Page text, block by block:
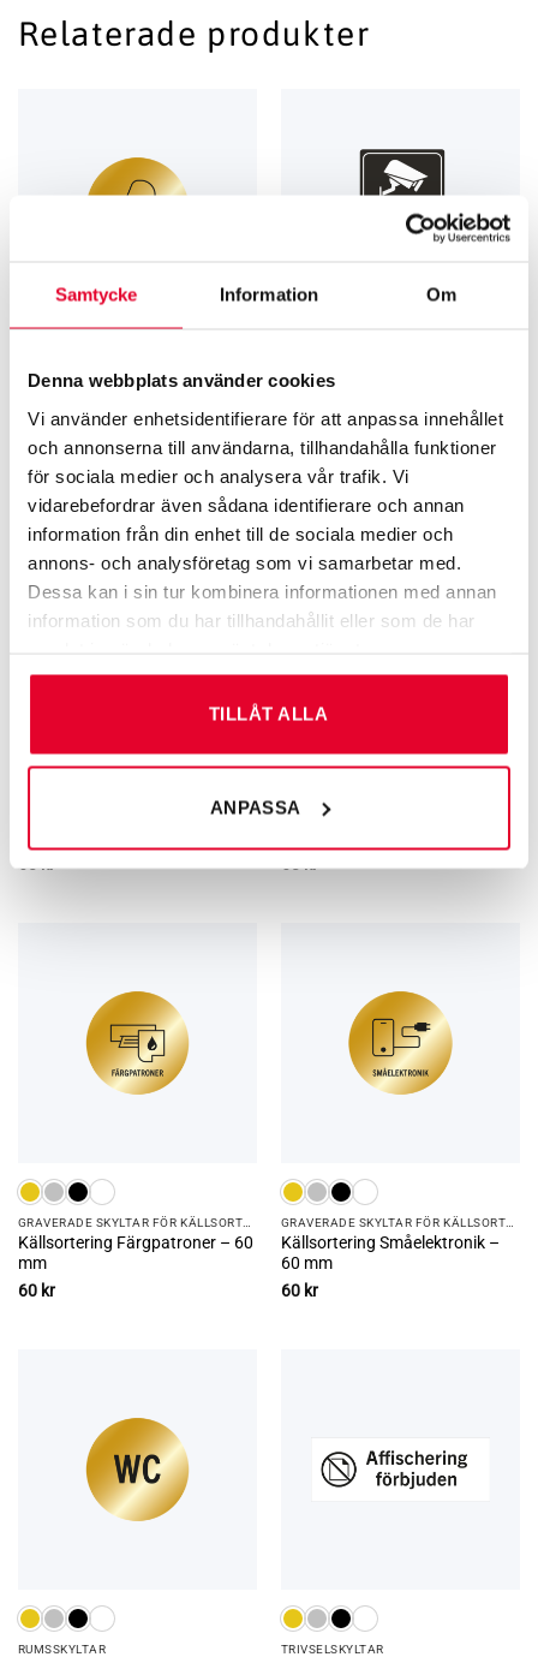
Samtycke Information Om
Denna webbplats använder cookies
Vi använder enhetsidentifierare för att anpassa innehållet
och annonserna till användarna, tillhandahålla funktioner
för sociala medier och analysera vår trafik. Vi
vidarebefordrar även sådana identifierare och annan
information från din enhet till de sociala medier och
annons- och analysföretag som vi samarbetar med.
Dessa kan i sin tur kombinera informationen med annan
information som du har tillhandahållit eller som de har
TILLÅT ALLA
ANPASSA
Relaterade produkter
RUMS­SKYLTAR
Rumsskylt Städ – 60 mm
60kr
KAMERA­­­BEVAKNING
Kamerabevakningsskylt med
larmsymbol
Från67kr
RUMS­SKYLTAR
Källsortering Färgpatroner – 60
mm
60 kr
Källsortering Småelektronik –
60 mm
60 kr
RUMS­SKYLTAR TRIVSEL­SKYLTAR